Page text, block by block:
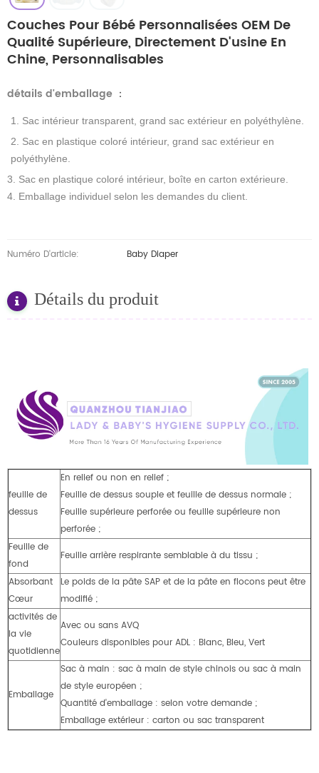
Couches Pour Bébé Personnalisées OEM De
Qualité Supérieure, Directement D'usine En
Chine, Personnalisables
détails d'emballage ：
1. Sac intérieur transparent, grand sac extérieur en polyéthylène.
2. Sac en plastique coloré intérieur, grand sac extérieur en
polyéthylène.
3. Sac en plastique coloré intérieur, boîte en carton extérieure.
4. Emballage individuel selon les demandes du client.
Numéro D'article: Baby Diaper
Détails du produit
feuille de
dessus
En relief ou non en relief ;
Feuille de dessus souple et feuille de dessus normale ;
Feuille supérieure perforée ou feuille supérieure non
perforée ;
Feuille de
fond
Feuille arrière respirante semblable à du tissu ;
Absorbant
Cœur
Le poids de la pâte SAP et de la pâte en flocons peut être
modifié ;
activités de
la vie
quotidienne
Avec ou sans AVQ
Couleurs disponibles pour ADL : Blanc, Bleu, Vert
Emballage
Sac à main : sac à main de style chinois ou sac à main
de style européen ;
Quantité d'emballage : selon votre demande ;
Emballage extérieur : carton ou sac transparent